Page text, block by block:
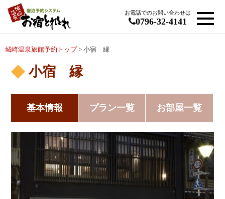
お電話でのお問い合わせは
0796-32-4141
城崎温泉旅館予約トップ > 小宿 縁
小宿 縁
基本情報 プラン一覧 お部屋一覧